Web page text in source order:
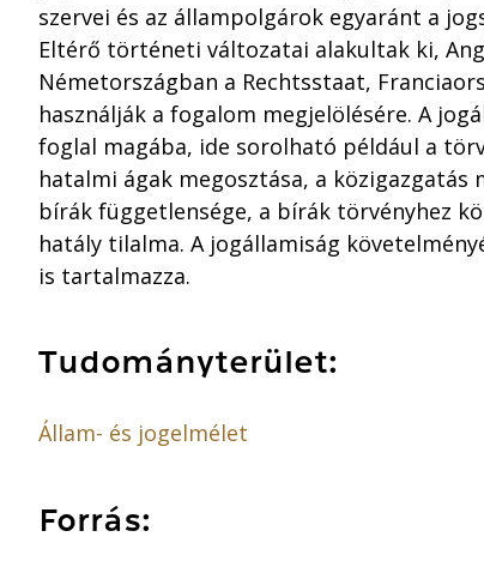
szervei és az állampolgárok egyaránt a
Eltérő történeti változatai alakultak ki,
Németországban a Rechtsstaat,
használják a fogalom megjelölésére. A
foglal magába, ide sorolható például a
hatalmi ágak megosztása, a
bírák függetlensége, a bírák törvényhez
hatály tilalma. A jogállamiság
is tartalmazza.
Tudományterület:
Állam- és jogelmélet
Forrás: